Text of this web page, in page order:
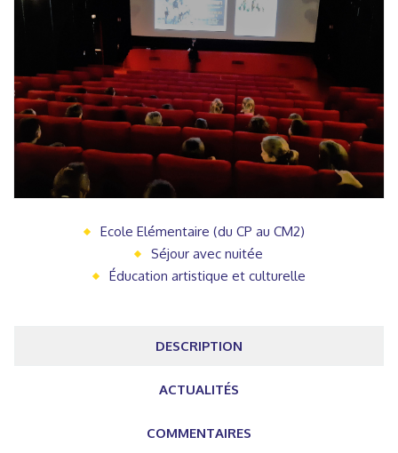
Ecole Elémentaire (du CP au CM2)
Séjour avec nuitée
Éducation artistique et culturelle
DESCRIPTION
ACTUALITÉS
COMMENTAIRES